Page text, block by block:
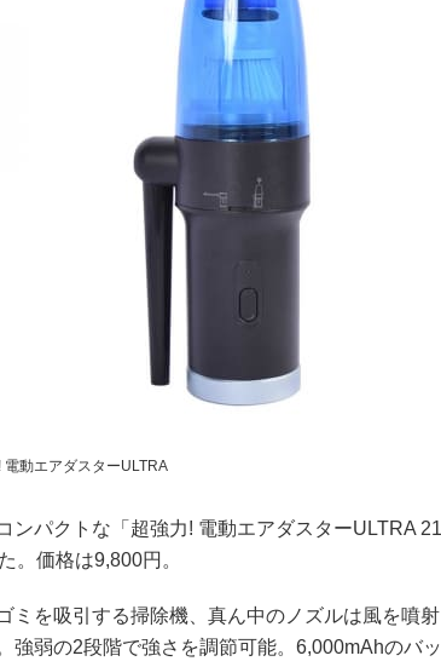
電動エアダスターULTRA
ンパクトな「超強力! 電動エアダスターULTRA
。価格は9,800円。
ミを吸引する掃除機、真ん中のノズルは風を噴
強弱の2段階で強さを調節可能。6,000mAhのバ